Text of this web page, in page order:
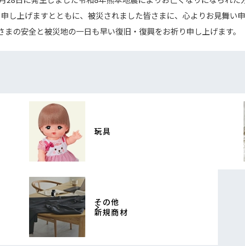
し上げますとともに、被災されました皆さまに、心よりお見舞い申
まの安全と被災地の一日も早い復旧・復興をお祈り申し上げます。
玩具
その他
新規商材